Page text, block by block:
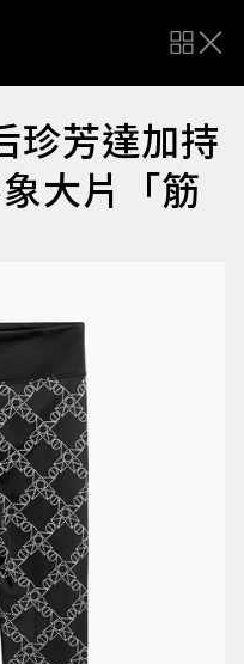
珍芳達加持
大片「筋